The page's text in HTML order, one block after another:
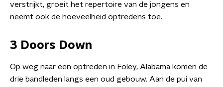
verstrijkt, groeit het repertoire van de jongens en
neemt ook de hoeveelheid optredens toe.
3 Doors Down
Op weg naar een optreden in Foley, Alabama komen de
drie bandleden langs een oud gebouw. Aan de pui van